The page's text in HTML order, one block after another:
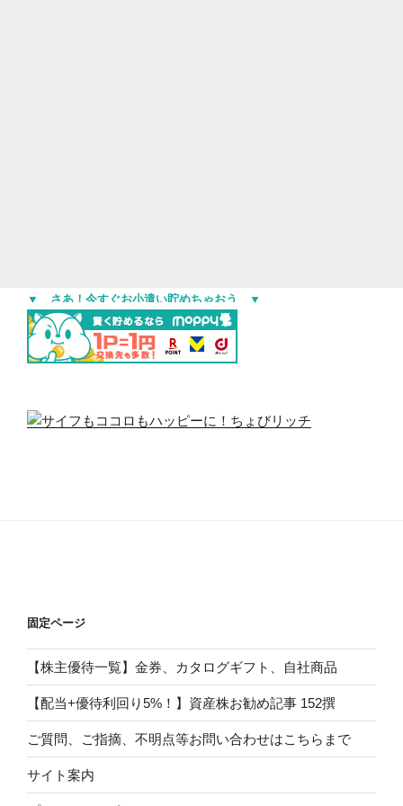
▼ さあ！今すぐお小遣い貯めちゃおう ▼
固定ページ
【株主優待一覧】金券、カタログギフト、自社商品
【配当+優待利回り5%！】資産株お勧め記事 152撰
ご質問、ご指摘、不明点等お問い合わせはこちらまで
サイト案内